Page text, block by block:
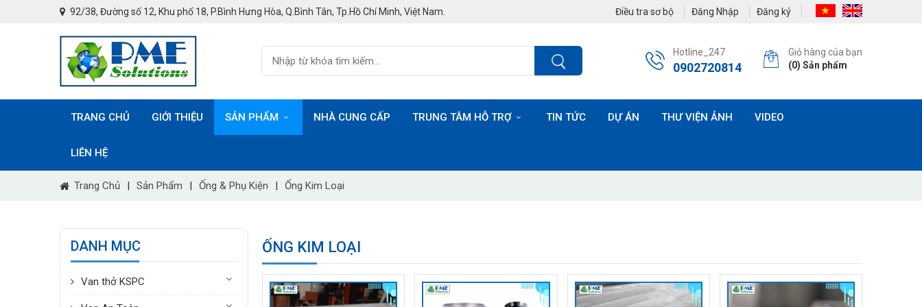
92/38, Đường số 12, Khu phố 18, P.Bình Hưng Hòa, Q.Bình Tân, Tp.Hồ Chí Minh, Việt Nam. Điều tra sơ bộ Đăng Nhập Đăng ký
Giỏ hàng của bạn
(0) Sản phẩm
Hotline_247
0902720814
TRANG CHỦ GIỚI THIỆU SẢN PHẨM NHÀ CUNG CẤP TRUNG TÂM HỖ TRỢ TIN TỨC DỰ ÁN THƯ VIỆN ẢNH VIDEO
LIÊN HỆ
Trang Chủ | Sản Phẩm | Ống & Phụ Kiện | Ống Kim Loại
ỐNG KIM LOẠI
DANH MỤC
Van thở KSPC